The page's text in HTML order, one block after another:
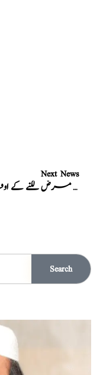
Next News
معلومات مرض لگنے کے اوقات
Search